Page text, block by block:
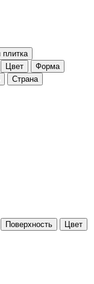
плитка
Цвет
Форма
Страна
Поверхность
Цвет